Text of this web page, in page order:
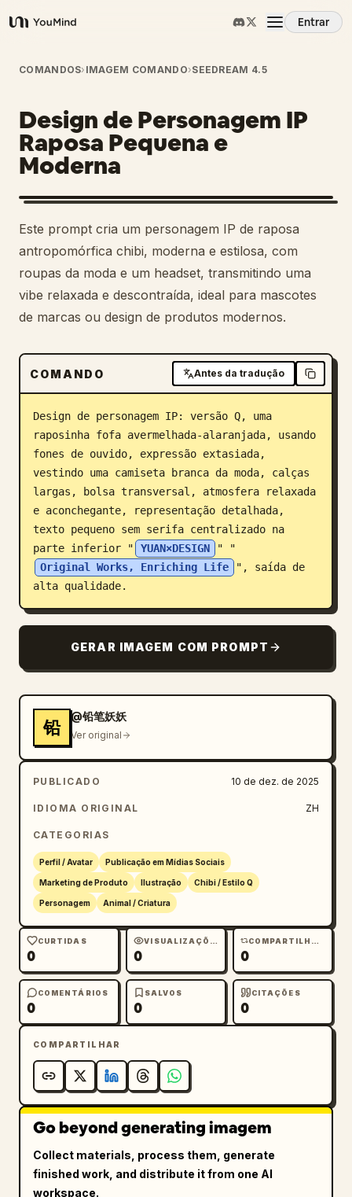
YouMind
Entrar
Visão Geral
Casos de Uso
Habilidades
Prompts
Preços
Baixar
Blog
Atualizações
COMANDOS› IMAGEM COMANDO›SEEDREAM 4.5
Design de Personagem IP
Raposa Pequena e
Moderna
Este prompt cria um personagem IP de raposa
antropomórfica chibi, moderna e estilosa, com
roupas da moda e um headset, transmitindo uma
vibe relaxada e descontraída, ideal para mascotes
de marcas ou design de produtos modernos.
COMANDO Antes da tradução
Design de personagem IP: versão Q, uma
raposinha fofa avermelhada-alaranjada, usando
fones de ouvido, expressão extasiada,
vestindo uma camiseta branca da moda, calças
largas, bolsa transversal, atmosfera relaxada
e aconchegante, representação detalhada,
texto pequeno sem serifa centralizado na
parte inferior "
YUAN×DESIGN
" "
Original Works, Enriching Life
", saída de
alta qualidade.
GERAR IMAGEM COM PROMPT
铅
@铅笔妖妖
Ver original
PUBLICADO 10 de dez. de 2025
IDIOMA ORIGINAL ZH
CATEGORIAS
Perfil / Avatar Publicação em Mídias Sociais
Marketing de Produto Ilustração Chibi / Estilo Q
Personagem Animal / Criatura
CURTIDAS
0
VISUALIZAÇÕES
0
COMPARTILHAMENTOS
0
COMENTÁRIOS
0
SALVOS
0
CITAÇÕES
0
COMPARTILHAR
Go beyond generating imagem
Collect materials, process them, generate
finished work, and distribute it from one AI
workspace.